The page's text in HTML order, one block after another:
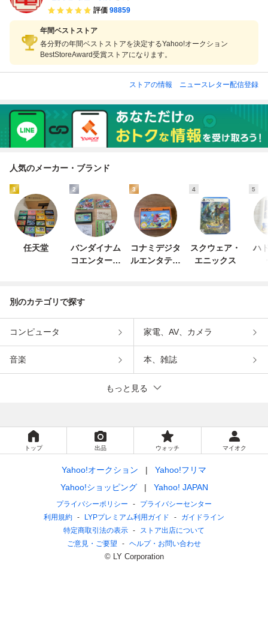
評価 98859
年間ベストストア
各分野の年間ベストストアを決定するYahoo!オークション
BestStoreAward受賞ストアになります。
ストアの情報 ニュースレター配信登録
人気のメーカー・ブランド
1
任天堂
2
バンダイナム
コエンターテ
3
コナミデジタ
ルエンタテイ
4
スクウェア・
エニックス
5
ハ
別のカテゴリで探す
コンピュータ 家電、AV、カメラ
音楽 本、雑誌
もっと見る
トップ 出品 ウォッチ マイオク
Yahoo!オークション
Yahoo!フリマ
Yahoo!ショッピング
Yahoo! JAPAN
プライバシーポリシー
プライバシーセンター
利用規約
LYPプレミアム利用ガイド
ガイドライン
特定商取引法の表示
ストア出店について
ご意見・ご要望
ヘルプ・お問い合わせ
© LY Corporation